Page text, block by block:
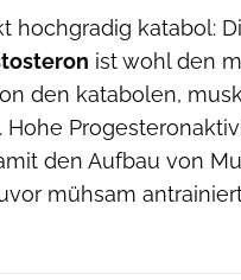
hochgradig katabol:
ist wohl den
den katabolen,
Hohe
den Aufbau von
mühsam